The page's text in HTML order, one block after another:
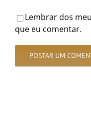
Lembrar dos
que eu comentar.